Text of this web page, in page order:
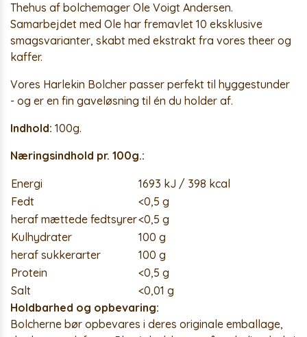
Thehus af bolchemager Ole Voigt Andersen.
Samarbejdet med Ole har fremavlet 10 eksklusive
smagsvarianter, skabt med ekstrakt fra vores theer og
kaffer.
Vores Harlekin Bolcher passer perfekt til hyggestunder
- og er en fin gaveløsning til én du holder af.
Indhold: 100g.
Næringsindhold pr. 100g.:
Energi
1693 kJ / 398 kcal
Fedt
<0,5 g
heraf mættede fedtsyrer<0,5 g
Kulhydrater
100 g
heraf sukkerarter
100 g
Protein
<0,5 g
Salt
<0,01 g
Holdbarhed og opbevaring:
Bolcherne bør opbevares i deres originale emballage,